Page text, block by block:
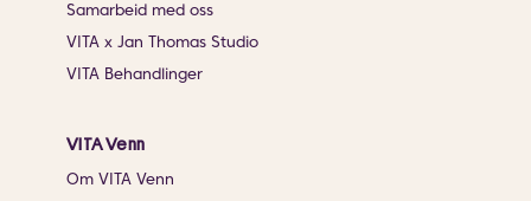
Samarbeid med oss
VITA x Jan Thomas Studio
VITA Behandlinger
VITA Venn
Om VITA Venn